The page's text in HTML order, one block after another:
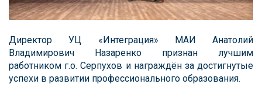
Директор УЦ «Интеграция» МАИ Анатолий
Владимирович Назаренко признан лучшим
работником г.о. Серпухов и награждён за достигнутые
успехи в развитии профессионального образования.